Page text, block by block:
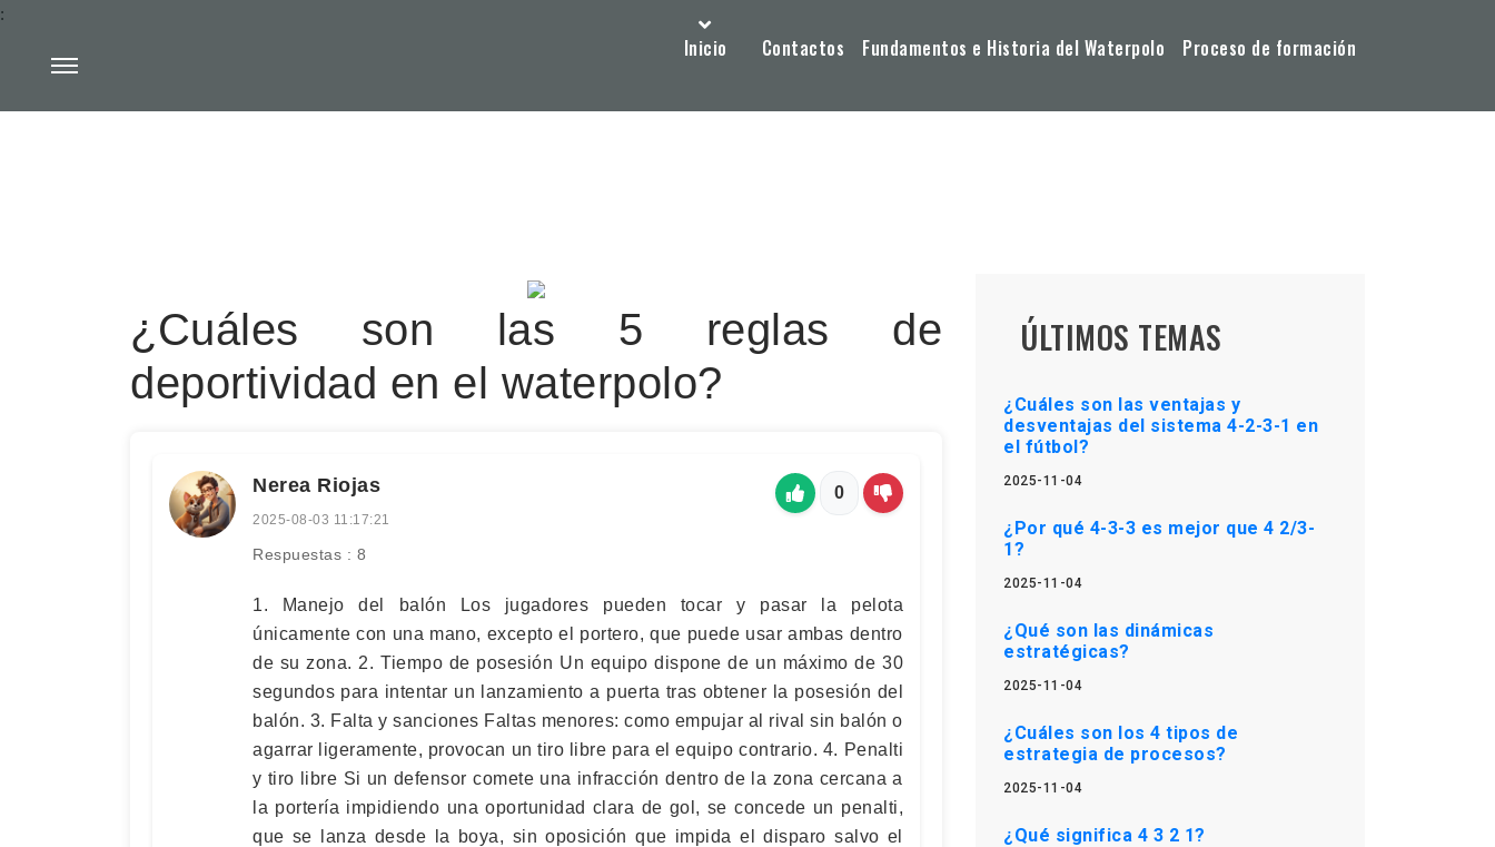
Inicio Contactos Fundamentos e Historia del Waterpolo Proceso de formación
:
¿Cuáles son las 5 reglas de
deportividad en el waterpolo?
Nerea Riojas
2025-08-03 11:17:21
Respuestas : 8
0
1. Manejo del balón Los jugadores pueden tocar y pasar la pelota
únicamente con una mano, excepto el portero, que puede usar ambas dentro
de su zona. 2. Tiempo de posesión Un equipo dispone de un máximo de 30
segundos para intentar un lanzamiento a puerta tras obtener la posesión del
balón. 3. Falta y sanciones Faltas menores: como empujar al rival sin balón o
agarrar ligeramente, provocan un tiro libre para el equipo contrario. 4. Penalti
y tiro libre Si un defensor comete una infracción dentro de la zona cercana a
la portería impidiendo una oportunidad clara de gol, se concede un penalti,
que se lanza desde la boya, sin oposición que impida el disparo salvo el
ÚLTIMOS TEMAS
¿Cuáles son las ventajas y
desventajas del sistema 4-2-3-1 en
el fútbol?
2025-11-04
¿Por qué 4-3-3 es mejor que 4 2/3-
1?
2025-11-04
¿Qué son las dinámicas
estratégicas?
2025-11-04
¿Cuáles son los 4 tipos de
estrategia de procesos?
2025-11-04
¿Qué significa 4 3 2 1?